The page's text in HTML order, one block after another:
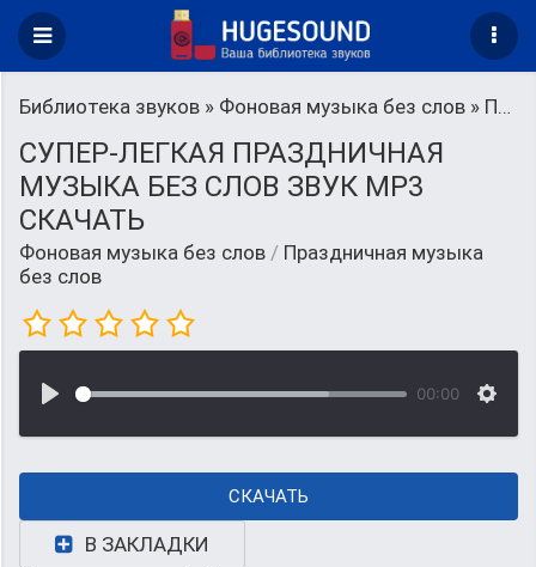
Библиотека звуков » Фоновая музыка без слов » Праздничная музыка без слов
СУПЕР-ЛЕГКАЯ ПРАЗДНИЧНАЯ
МУЗЫКА БЕЗ СЛОВ ЗВУК MP3
СКАЧАТЬ
Фоновая музыка без слов / Праздничная музыка
без слов
00:00
СКАЧАТЬ
В ЗАКЛАДКИ